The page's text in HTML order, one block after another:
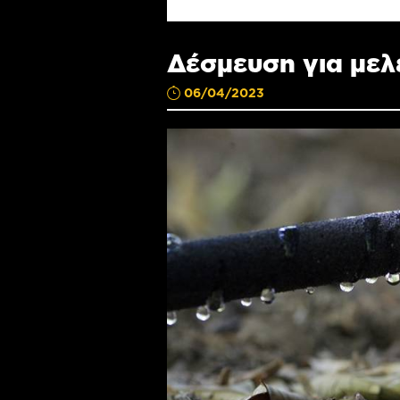
Δέσμευση για
06/04/2023